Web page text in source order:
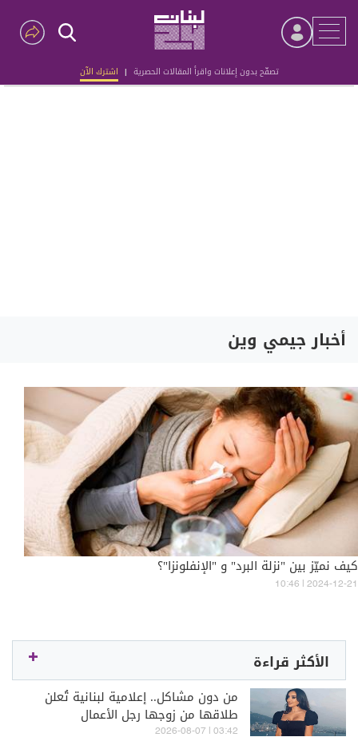
تصفّح بدون إعلانات واقرأ المقالات الحصرية | اشترك الآن
Advertisement
أخبار جيمي وين
كيف نميّز بين "نزلة البرد" و "الإنفلونزا"؟
10:46 | 2024-12-21
الأكثر قراءة
من دون مشاكل.. إعلامية لبنانية تُعلن
طلاقها من زوجها رجل الأعمال
03:42 | 2026-08-07